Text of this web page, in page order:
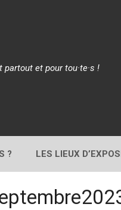
partout et pour tou·te·s !
? LES LIEUX